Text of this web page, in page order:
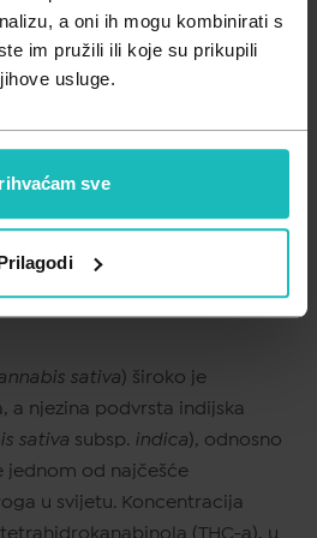
a oni ih mogu kombinirati s
im pružili ili koje su prikupili
usluge.
sve
primjene
u medicinske
sativa) široko je
a njezina podvrsta indijska
sativa subsp. indica), odnosno
jednom od najčešće
u svijetu. Koncentracija
(THC-a), u